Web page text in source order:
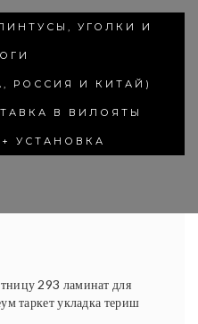
УГОЛКИ И
РОССИЯ И КИТАЙ)
В ВИЛОЯТЫ
УСТАНОВКА